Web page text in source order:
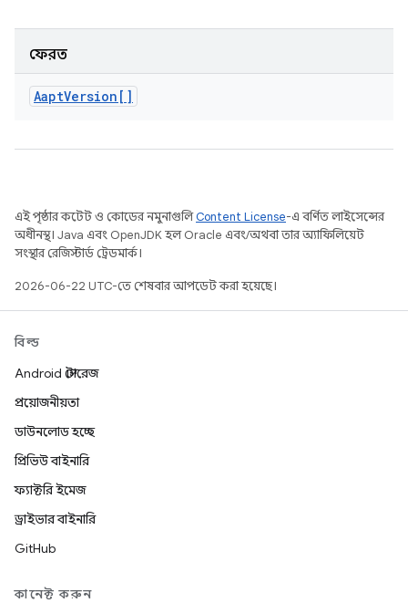
ফেরত
AaptVersion[]
এই পৃষ্ঠার কন্টেন্ট ও কোডের নমুনাগুলিContent License-এ বর্ণিত লাইসেন্সের
অধীনস্থ। Java এবং OpenJDK হল Oracle এবং/অথবা তার অ্যাফিলিয়েট
সংস্থার রেজিস্টার্ড ট্রেডমার্ক।
2026-06-22 UTC-তে শেষবার আপডেট করা হয়েছে।
বিল্ড
Android স্টোরেজ
প্রয়োজনীয়তা
ডাউনলোড হচ্ছে
প্রিভিউ বাইনারি
ফ্যাক্টরি ইমেজ
ড্রাইভার বাইনারি
GitHub
কানেক্ট করুন